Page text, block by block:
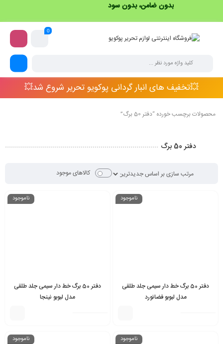
بدون ضامن، بدون سود
0
💥تخفیف های انبار گردانی پوکویو تحریر شروع شد💥
محصولات برچسب خورده “دفتر 50 برگ”
دفتر 50 برگ
کالاهای موجود
ناموجود
دفتر 50 برگ خط دار سیمی جلد طلقی
مدل لبوبو فضانورد
ناموجود
دفتر 50 برگ خط دار سیمی جلد طلقی
مدل لبوبو نینجا
ناموجود ناموجود